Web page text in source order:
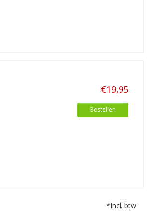
€19,95
Bestellen
*Incl. btw